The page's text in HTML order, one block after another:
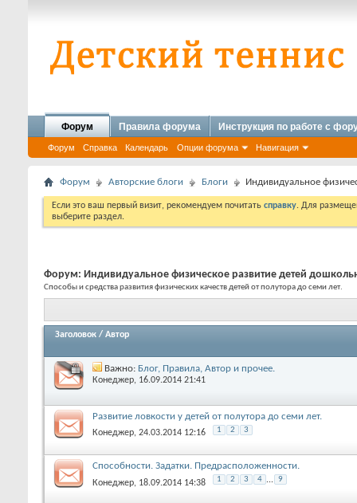
Форум
Форум Справка Календарь Опции форума Навигация
Правила форума Инструкция по работе с
Форум Авторские блоги Блоги Индивидуальное
Если это ваш первый визит, рекомендуем почитать справку. Для
выберите раздел.
Форум: Индивидуальное физическое развитие детей
Способы и средства развития физических качеств детей от полутора до семи лет.
Заголовок / Автор
Важно: Блог, Правила, Автор и прочее.
Конеджер, 16.09.2014 21:41
Развитие ловкости у детей от полутора до семи лет.
Конеджер, 24.03.2014 12:16 1 2 3
Способности. Задатки. Предрасположенности.
Конеджер, 18.09.2014 14:38 1 2 3 4 ... 9